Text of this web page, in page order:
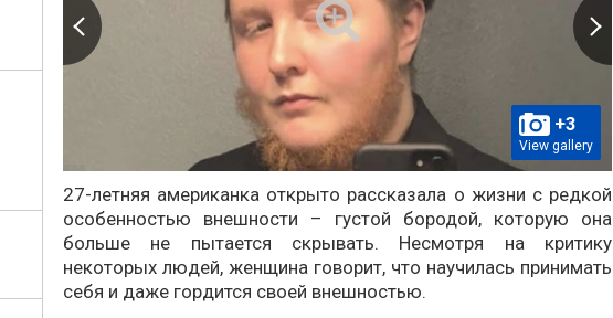
+3
View gallery
27-летняя американка открыто рассказала о жизни с редкой
особенностью внешности – густой бородой, которую она
больше не пытается скрывать. Несмотря на критику
некоторых людей, женщина говорит, что научилась принимать
себя и даже гордится своей внешностью.